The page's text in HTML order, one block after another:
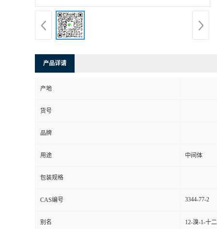
产品详请
产地
货号
品牌
用途 中间体
包装规格
CAS编号 3344-77-2
别名 12-溴-1-十